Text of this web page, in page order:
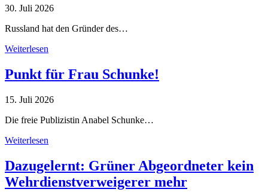
30. Juli 2026
Russland hat den Gründer des…
Weiterlesen
Punkt für Frau Schunke!
15. Juli 2026
Die freie Publizistin Anabel Schunke…
Weiterlesen
Dazugelernt: Grüner Abgeordneter kein
Wehrdienstverweigerer mehr